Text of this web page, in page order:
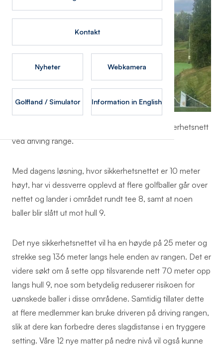
Kontakt
Nyheter Webkamera
Golfland / Simulator Information in English
Illustrasjon: Forenklet fotomontasje av nytt sikkerhetsnett
ved driving range.
Med dagens løsning, hvor sikkerhetsnettet er 10 meter
høyt, har vi dessverre opplevd at flere golfballer går over
nettet og lander i området rundt tee 8, samt at noen
baller blir slått ut mot hull 9.
Det nye sikkerhetsnettet vil ha en høyde på 25 meter og
strekke seg 136 meter langs hele enden av rangen. Det er
videre søkt om å sette opp tilsvarende nett 70 meter opp
langs hull 9, noe som betydelig reduserer risikoen for
uønskede baller i disse områdene. Samtidig tillater dette
at flere medlemmer kan bruke driveren på driving rangen,
slik at dere kan forbedre deres slagdistanse i en tryggere
setting. Våre 12 nye matter på nedre nivå vil også kunne